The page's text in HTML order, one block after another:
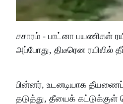
சசாரம் - பாட்னா பயணிகள்
அப்போது, திடீரென ரயிலில்
பின்னர், உடனடியாக
தடுத்து, தீயைக்